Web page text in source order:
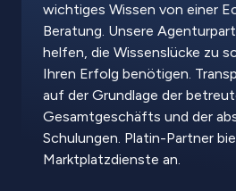
wichtiges Wissen von einer
Beratung. Unsere
helfen, die Wissenslücke zu
Ihren Erfolg benötigen.
auf der Grundlage der
Gesamtgeschäfts und der
Schulungen. Platin-Partner
Marktplatzdienste an.